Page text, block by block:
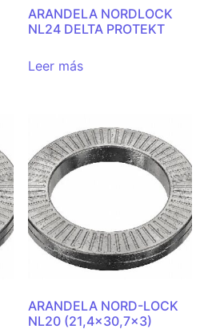
ARANDELA NORDLOCK
NL24 DELTA PROTEKT
Leer más
ARANDELA NORD-LOCK
NL20 (21,4×30,7×3)